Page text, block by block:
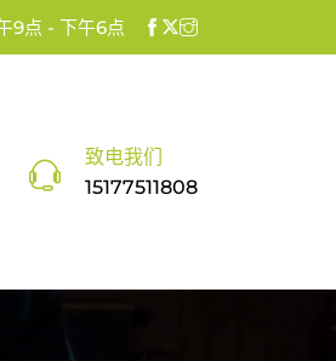
9点 - 下午6点
致电我们
15177511808